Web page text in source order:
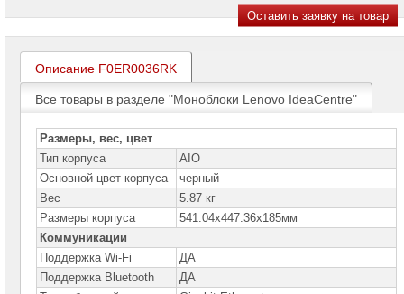
Acer
Моноблоки
ASUS
Моноблоки
Моноблоки
HP
Моноблоки
Dell
Optiplex
Моноблоки
Dell
Inspiron
Описание F0ER0036RK
Все товары в разделе "Моноблоки Lenovo IdeaCentre"
Размеры, вес, цвет
Тип корпуса
AIO
Основной цвет корпуса
черный
Вес
5.87 кг
Размеры корпуса
541.04x447.36x185мм
Коммуникации
Поддержка Wi-Fi
ДА
Поддержка Bluetooth
ДА